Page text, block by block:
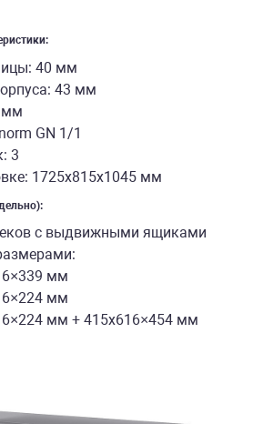
40 мм
43 мм
мм
GN 1/1
3
1725х815х1045 мм
с выдвижными ящиками
мм
мм
мм + 415х616×454 мм